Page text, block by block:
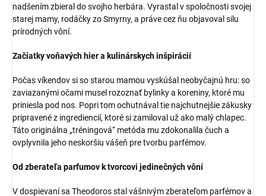
nadšením zbieral do svojho herbára. Vyrastal v spoločnosti svojej
starej mamy, rodáčky zo Smyrny, a práve cez ňu objavoval silu
prírodných vôní.
Začiatky voňavých hier a kulinárskych inšpirácií
Počas víkendov si so starou mamou vyskúšal neobyčajnú hru: so
zaviazanými očami musel rozoznať bylinky a koreniny, ktoré mu
priniesla pod nos. Popri tom ochutnával tie najchutnejšie zákusky
pripravené z ingrediencií, ktoré si zamiloval už ako malý chlapec.
Táto originálna „tréningová“ metóda mu zdokonalila čuch a
ovplyvnila jeho neskoršiu vášeň pre tvorbu parfémov.
Od zberateľa parfumov k tvorcovi jedinečných vôní
V dospievaní sa Theodoros stal vášnivým zberateľom parfémov a